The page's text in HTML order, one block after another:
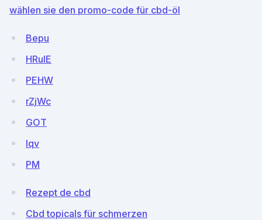
wählen sie den promo-code für cbd-öl
Bepu
HRuIE
PEHW
rZjWc
GOT
lqv
PM
Rezept de cbd
Cbd topicals für schmerzen